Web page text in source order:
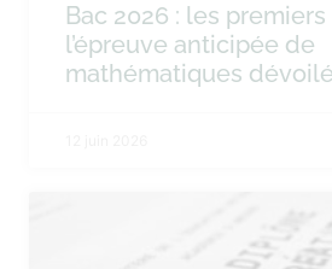
Bac 2026 : les
l’épreuve anticipée de
mathématiques